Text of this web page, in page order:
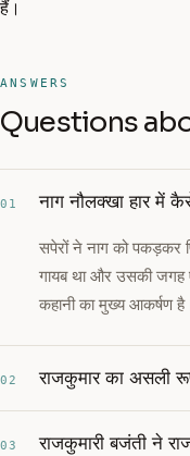
हैं।
ANSWERS
Questions
01 नाग नौलक्खा हार में
सपेरों ने नाग को पकड़कर
गायब था और उसकी जगह
कहानी का मुख्य आकर्षण
02 राजकुमार का असली
03 राजकुमारी बजंती ने